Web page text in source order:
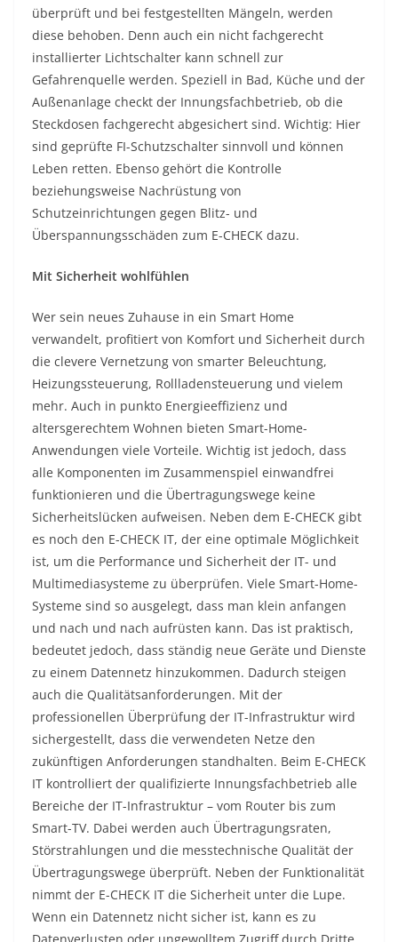
überprüft und bei festgestellten Mängeln, werden
diese behoben. Denn auch ein nicht fachgerecht
installierter Lichtschalter kann schnell zur
Gefahrenquelle werden. Speziell in Bad, Küche und der
Außenanlage checkt der Innungsfachbetrieb, ob die
Steckdosen fachgerecht abgesichert sind. Wichtig: Hier
sind geprüfte FI-Schutzschalter sinnvoll und können
Leben retten. Ebenso gehört die Kontrolle
beziehungsweise Nachrüstung von
Schutzeinrichtungen gegen Blitz- und
Überspannungsschäden zum E-CHECK dazu.
Mit Sicherheit wohlfühlen
Wer sein neues Zuhause in ein Smart Home
verwandelt, profitiert von Komfort und Sicherheit durch
die clevere Vernetzung von smarter Beleuchtung,
Heizungssteuerung, Rollladensteuerung und vielem
mehr. Auch in punkto Energieeffizienz und
altersgerechtem Wohnen bieten Smart-Home-
Anwendungen viele Vorteile. Wichtig ist jedoch, dass
alle Komponenten im Zusammenspiel einwandfrei
funktionieren und die Übertragungswege keine
Sicherheitslücken aufweisen. Neben dem E-CHECK gibt
es noch den E-CHECK IT, der eine optimale Möglichkeit
ist, um die Performance und Sicherheit der IT- und
Multimediasysteme zu überprüfen. Viele Smart-Home-
Systeme sind so ausgelegt, dass man klein anfangen
und nach und nach aufrüsten kann. Das ist praktisch,
bedeutet jedoch, dass ständig neue Geräte und Dienste
zu einem Datennetz hinzukommen. Dadurch steigen
auch die Qualitätsanforderungen. Mit der
professionellen Überprüfung der IT-Infrastruktur wird
sichergestellt, dass die verwendeten Netze den
zukünftigen Anforderungen standhalten. Beim E-CHECK
IT kontrolliert der qualifizierte Innungsfachbetrieb alle
Bereiche der IT-Infrastruktur – vom Router bis zum
Smart-TV. Dabei werden auch Übertragungsraten,
Störstrahlungen und die messtechnische Qualität der
Übertragungswege überprüft. Neben der Funktionalität
nimmt der E-CHECK IT die Sicherheit unter die Lupe.
Wenn ein Datennetz nicht sicher ist, kann es zu
Datenverlusten oder ungewolltem Zugriff durch Dritte